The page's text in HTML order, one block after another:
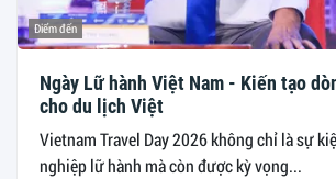
Điểm đến
Ngày Lữ hành Việt Nam - Kiến tạo
cho du lịch Việt
Vietnam Travel Day 2026 không chỉ là sự
nghiệp lữ hành mà còn được kỳ vọng...